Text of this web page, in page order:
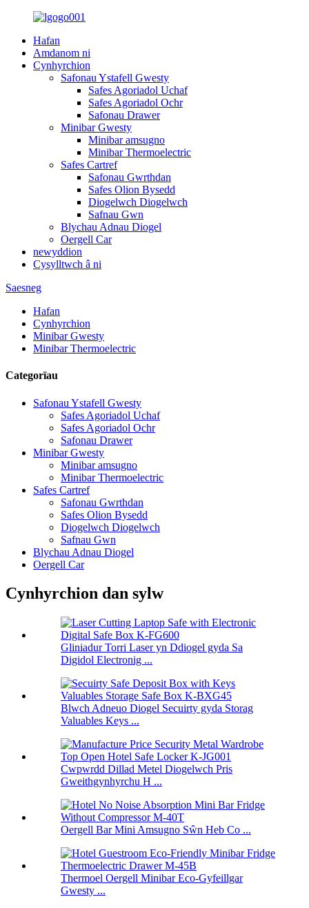
Hafan
Amdanom ni
Cynhyrchion
Safonau Ystafell Gwesty
Safes Agoriadol Uchaf
Safes Agoriadol Ochr
Safonau Drawer
Minibar Gwesty
Minibar amsugno
Minibar Thermoelectric
Safes Cartref
Safonau Gwrthdan
Safes Olion Bysedd
Diogelwch Diogelwch
Safnau Gwn
Blychau Adnau Diogel
Oergell Car
newyddion
Cysylltwch â ni
Saesneg
Hafan
Cynhyrchion
Minibar Gwesty
Minibar Thermoelectric
Categorïau
Safonau Ystafell Gwesty
Safes Agoriadol Uchaf
Safes Agoriadol Ochr
Safonau Drawer
Minibar Gwesty
Minibar amsugno
Minibar Thermoelectric
Safes Cartref
Safonau Gwrthdan
Safes Olion Bysedd
Diogelwch Diogelwch
Safnau Gwn
Blychau Adnau Diogel
Oergell Car
Cynhyrchion dan sylw
Gliniadur Torri Laser yn Ddiogel gyda Sa
Digidol Electronig ...
Blwch Adneuo Diogel Secuirty gyda Storag
Valuables Keys ...
Cwpwrdd Dillad Metel Diogelwch Pris
Gweithgynhyrchu H ...
Oergell Bar Mini Amsugno Sŵn Heb Co ...
Thermoel Oergell Minibar Eco-Gyfeillgar
Gwesty ...